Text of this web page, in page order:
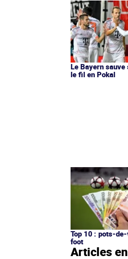
Le Bayern
le fil en Pokal
Top 10 : pots-
foot
Articles